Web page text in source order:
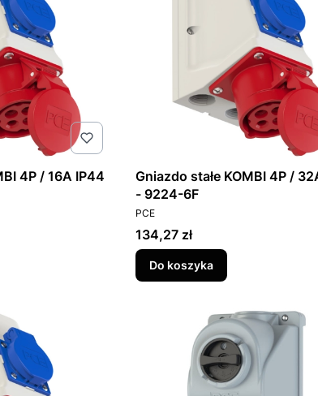
4P / 16A IP44
Gniazdo stałe KOMBI 4P /
- 9224-6F
PRODUCENT
PCE
Cena
134,27 zł
Do koszyka